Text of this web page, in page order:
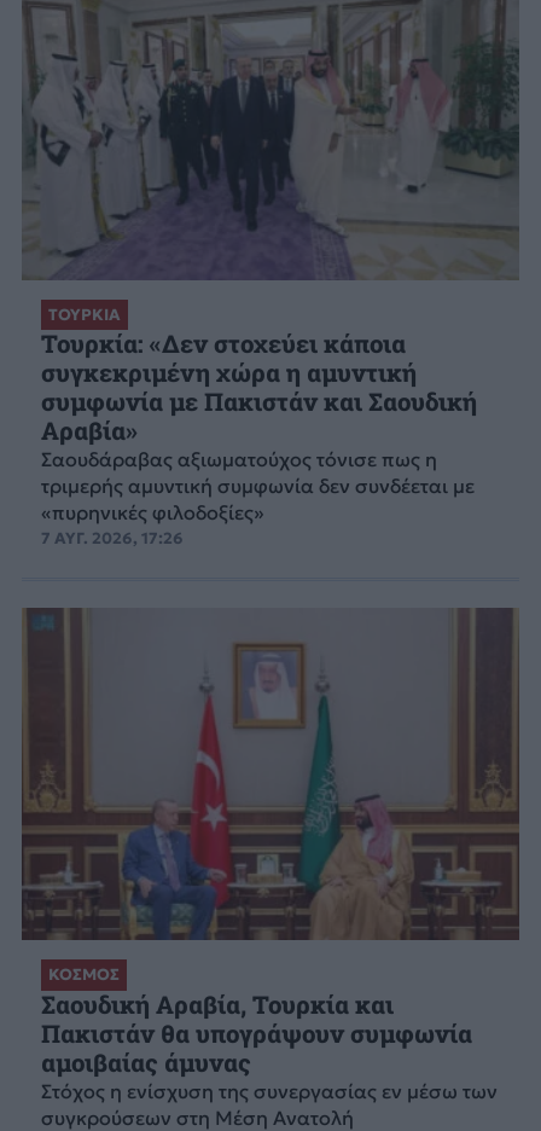
ΤΟΥΡΚΙΑ
Τουρκία: «Δεν στοχεύει κάποια
συγκεκριμένη χώρα η αμυντική
συμφωνία με Πακιστάν και Σαουδική
Αραβία»
Σαουδάραβας αξιωματούχος τόνισε πως η
τριμερής αμυντική συμφωνία δεν συνδέεται με
«πυρηνικές φιλοδοξίες»
7 ΑΥΓ. 2026, 17:26
ΚΟΣΜΟΣ
Σαουδική Αραβία, Τουρκία και
Πακιστάν θα υπογράψουν συμφωνία
αμοιβαίας άμυνας
Στόχος η ενίσχυση της συνεργασίας εν μέσω των
συγκρούσεων στη Μέση Ανατολή